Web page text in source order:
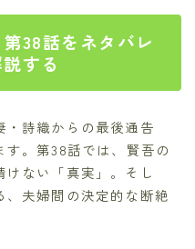
38話をネタバレ
する
詩織からの最後通告
。第38話では、賢吾の
ない「真実」。そし
夫婦間の決定的な断絶